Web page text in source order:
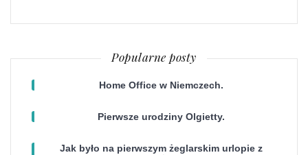
Popularne posty
Home Office w Niemczech.
Pierwsze urodziny Olgietty.
Jak było na pierwszym żeglarskim urlopie z